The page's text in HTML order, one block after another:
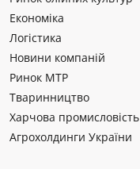
Економіка
Логістика
Новини компаній
Ринок МТР
Тваринництво
Харчова промисловість
Агрохолдинги України